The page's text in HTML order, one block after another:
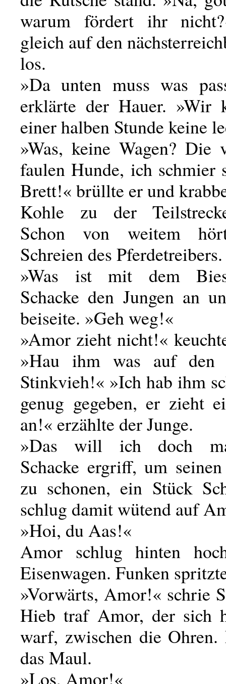
warum fördert ihr
gleich auf den
los.
»Da unten muss was
erklärte der Hauer. »Wir
einer halben Stunde keine
»Was, keine Wagen? Die
faulen Hunde, ich schmier
Brett!« brüllte er und
Kohle zu der
Schon von weitem
Schreien des Pferdetreibers.
»Was ist mit dem
Schacke den Jungen an
beiseite. »Geh weg!«
»Amor zieht nicht!«
»Hau ihm was auf den
Stinkvieh!« »Ich hab ihm
genug gegeben, er zieht
an!« erzählte der Junge.
»Das will ich doch
Schacke ergriff, um
zu schonen, ein Stück
schlug damit wütend auf
»Hoi, du Aas!«
Amor schlug hinten
Eisenwagen. Funken
»Vorwärts, Amor!« schrie
Hieb traf Amor, der sich
warf, zwischen die
das Maul.
»Los, Amor!«